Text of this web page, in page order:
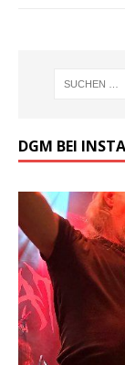
DGM BEI